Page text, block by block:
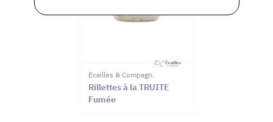
Ecailles & Compagnie
Rillettes à la TRUITE
Fumée